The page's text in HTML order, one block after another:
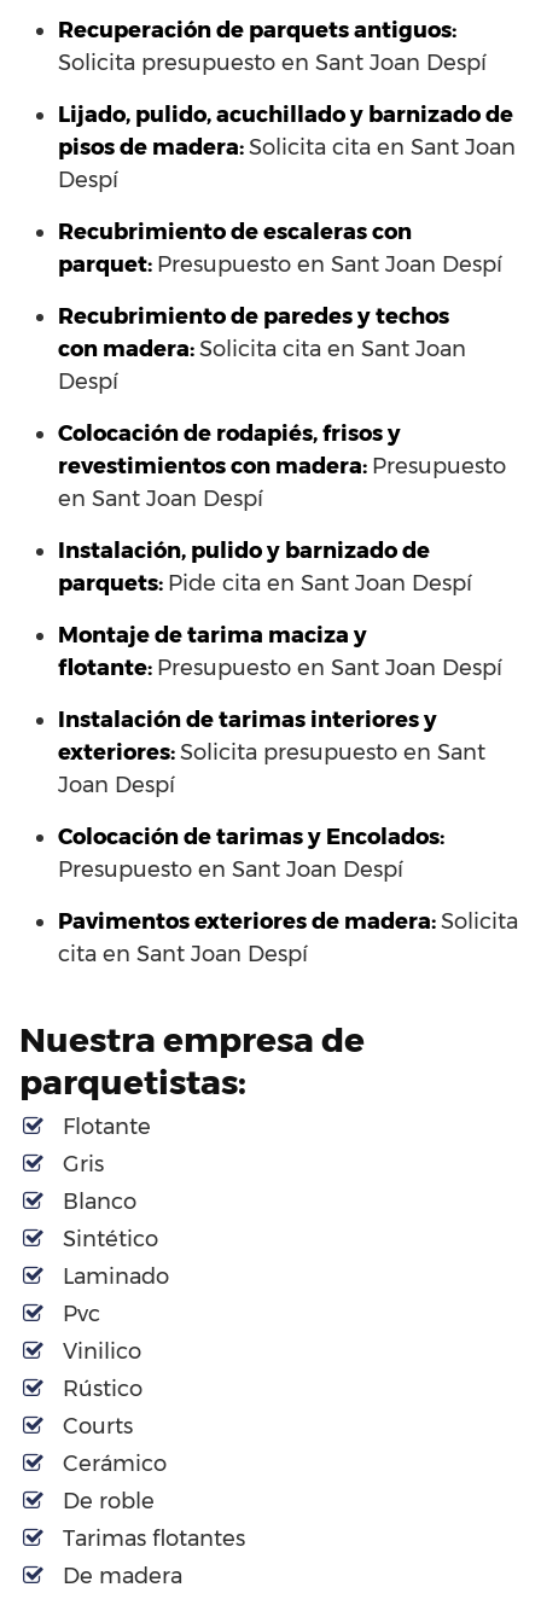
Recuperación de parquets antiguos:
Solicita presupuesto en Sant Joan Despí
Lijado, pulido, acuchillado y barnizado de
pisos de madera:Solicita cita en Sant Joan
Despí
Recubrimiento de escaleras con
parquet: Presupuesto en Sant Joan Despí
Recubrimiento de paredes y techos
con madera:Solicita cita en Sant Joan
Despí
Colocación de rodapiés, frisos y
revestimientos con madera: Presupuesto
en Sant Joan Despí
Instalación, pulido y barnizado de
parquets: Pide cita en Sant Joan Despí
Montaje de tarima maciza y
flotante: Presupuesto en Sant Joan Despí
Instalación de tarimas interiores y
exteriores:Solicita presupuesto en Sant
Joan Despí
Colocación de tarimas y Encolados:
Presupuesto en Sant Joan Despí
Pavimentos exteriores de madera:Solicita
cita en Sant Joan Despí
Nuestra empresa de
parquetistas:
Flotante
Gris
Blanco
Sintético
Laminado
Pvc
Vinilico
Rústico
Courts
Cerámico
De roble
Tarimas flotantes
De madera